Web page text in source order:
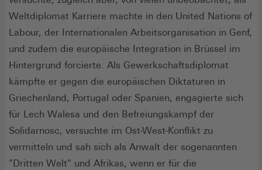
Weltdiplomat Karriere machte in den United Nations of
Labour, der Internationalen Arbeitsorganisation in Genf,
und zudem die europäische Integration in Brüssel im
Hintergrund forcierte. Als Gewerkschaftsdiplomat
kämpfte er gegen die europäischen Diktaturen in
Griechenland, Portugal oder Spanien, engagierte sich
für Lech Walesa und den Befreiungskampf der
Solidarnosc, versuchte im Ost-West-Konflikt zu
vermitteln und sah sich als Anwalt der sogenannten
"Dritten Welt" und Afrikas, wenn er für die